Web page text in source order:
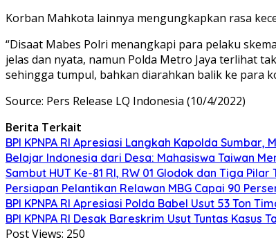
Korban Mahkota lainnya mengungkapkan rasa
“Disaat Mabes Polri menangkapi para pelaku
jelas dan nyata, namun Polda Metro Jaya terlihat
sehingga tumpul, bahkan diarahkan balik ke para
Source: Pers Release LQ Indonesia (10/4/2022)
Berita Terkait
BPI KPNPA RI Apresiasi Langkah Kapolda
Belajar Indonesia dari Desa: Mahasiswa Taiwan
Sambut HUT Ke-81 RI, RW 01 Glodok dan Tiga
Persiapan Pelantikan Relawan MBG Capai 90
BPI KPNPA RI Apresiasi Polda Babel Usut 53 Ton
BPI KPNPA RI Desak Bareskrim Usut Tuntas
Post Views: 250